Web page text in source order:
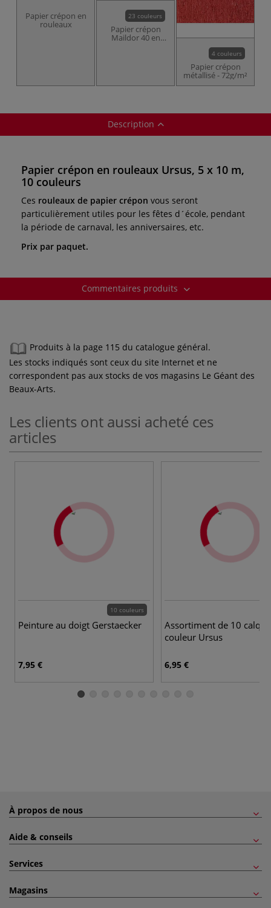
Papier crépon en
rouleaux
23 couleurs
Papier crépon
Maildor 40 en
4 couleurs
Papier crépon
métallisé - 72g/m²
Description
Papier crépon en rouleaux Ursus, 5 x 10 m,
10 couleurs
Ces rouleaux de papier crépon vous seront
particulièrement utiles pour les fêtes d´école, pendant
la période de carnaval, les anniversaires, etc.
Prix par paquet.
Commentaires produits
Produits à la page 115 du catalogue général.
Les stocks indiqués sont ceux du site Internet et ne
correspondent pas aux stocks de vos magasins Le Géant des
Beaux-Arts.
Les clients ont aussi acheté ces
articles
10 couleurs
Peinture au doigt Gerstaecker
7,95 €
Assortiment de 10
couleur Ursus
6,95 €
À propos de nous
Aide & conseils
Services
Magasins